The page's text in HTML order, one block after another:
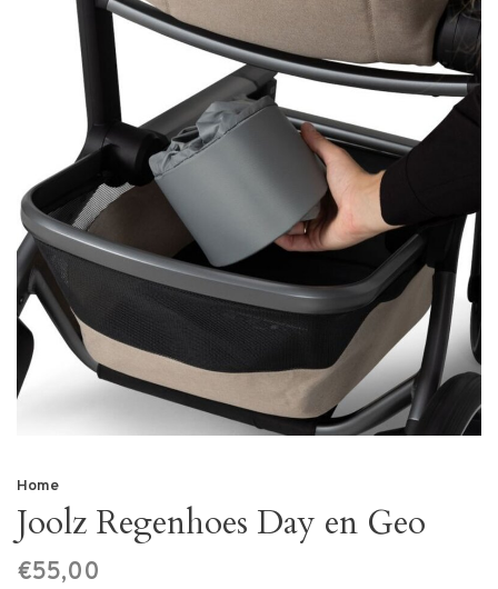
Home
Joolz Regenhoes Day en Geo
€55,00